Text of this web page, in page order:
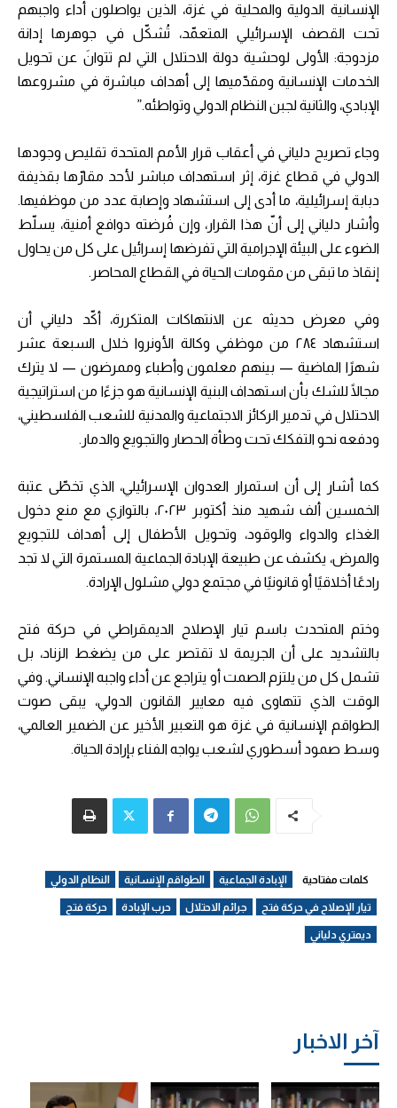
آخر الاخبار
الإنسانية الدولية والمحلية في غزة، الذين يواصلون أداء واجبهم
تحت القصف الإسرائيلي المتعمّد، تُشكّل في جوهرها إدانة
مزدوجة: الأولى لوحشية دولة الاحتلال التي لم تتوانَ عن تحويل
الخدمات الإنسانية ومقدّميها إلى أهداف مباشرة في مشروعها
الإبادي، والثانية لجبن النظام الدولي وتواطئه.”
وجاء تصريح دلياني في أعقاب قرار الأمم المتحدة تقليص وجودها
الدولي في قطاع غزة، إثر استهداف مباشر لأحد مقارّها بقذيفة
دبابة إسرائيلية، ما أدى إلى استشهاد وإصابة عدد من موظفيها.
وأشار دلياني إلى أنّ هذا القرار، وإن فُرضته دوافع أمنية، يسلّط
الضوء على البيئة الإجرامية التي تفرضها إسرائيل على كل من يحاول
إنقاذ ما تبقى من مقومات الحياة في القطاع المحاصر.
وفي معرض حديثه عن الانتهاكات المتكررة، أكّد دلياني أن
استشهاد ٢٨٤ من موظفي وكالة الأونروا خلال السبعة عشر
شهرًا الماضية — بينهم معلمون وأطباء وممرضون — لا يترك
مجالًا للشك بأن استهداف البنية الإنسانية هو جزءًا من استراتيجية
الاحتلال في تدمير الركائز الاجتماعية والمدنية للشعب الفلسطيني،
ودفعه نحو التفكك تحت وطأة الحصار والتجويع والدمار.
كما أشار إلى أن استمرار العدوان الإسرائيلي، الذي تخطّى عتبة
الخمسين ألف شهيد منذ أكتوبر ٢٠٢٣، بالتوازي مع منع دخول
الغذاء والدواء والوقود، وتحويل الأطفال إلى أهداف للتجويع
والمرض، يكشف عن طبيعة الإبادة الجماعية المستمرة التي لا تجد
رادعًا أخلاقيًا أو قانونيًا في مجتمع دولي مشلول الإرادة.
وختم المتحدث باسم تيار الإصلاح الديمقراطي في حركة فتح
بالتشديد على أن الجريمة لا تقتصر على من يضغط الزناد، بل
تشمل كل من يلتزم الصمت أو يتراجع عن أداء واجبه الإنساني. وفي
الوقت الذي تتهاوى فيه معايير القانون الدولي، يبقى صوت
الطواقم الإنسانية في غزة هو التعبير الأخير عن الضمير العالمي،
وسط صمود أسطوري لشعب يواجه الفناء بإرادة الحياة.
كلمات مفتاحية الإبادة الجماعية الطواقم الإنسانية النظام الدولي
تيار الإصلاح في حركة فتح جرائم الاحتلال حرب الإبادة حركة فتح
ديمتري دلياني